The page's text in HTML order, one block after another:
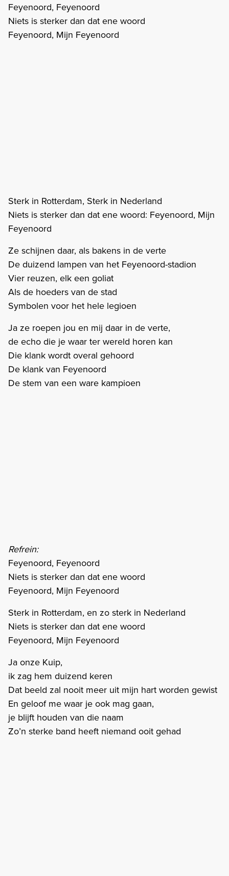
Feyenoord, Feyenoord
Niets is sterker dan dat ene woord
Feyenoord, Mijn Feyenoord
Sterk in Rotterdam, Sterk in Nederland
Niets is sterker dan dat ene woord: Feyenoord, Mijn
Feyenoord
Ze schijnen daar, als bakens in de verte
De duizend lampen van het Feyenoord-stadion
Vier reuzen, elk een goliat
Als de hoeders van de stad
Symbolen voor het hele legioen
Ja ze roepen jou en mij daar in de verte,
de echo die je waar ter wereld horen kan
Die klank wordt overal gehoord
De klank van Feyenoord
De stem van een ware kampioen
Refrein:
Feyenoord, Feyenoord
Niets is sterker dan dat ene woord
Feyenoord, Mijn Feyenoord
Sterk in Rotterdam, en zo sterk in Nederland
Niets is sterker dan dat ene woord
Feyenoord, Mijn Feyenoord
Ja onze Kuip,
ik zag hem duizend keren
Dat beeld zal nooit meer uit mijn hart worden gewist
En geloof me waar je ook mag gaan,
je blijft houden van die naam
Zo’n sterke band heeft niemand ooit gehad